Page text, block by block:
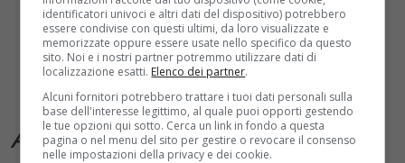
Alessia ha ballato una cha cha cha. È stato detto
che sta lavorando con un nutrizionista.
Sienna ha ballato un pezzo modern dimostrata da
Isobel. Per l’Abbagnato deve essere più precisa e
lavorare sul fisico.
Amici 24, i primi compiti assegnati
identificatori univoci e altri dati del dispositivo) potrebbero
essere condivise con questi ultimi, da loro visualizzate e
memorizzate oppure essere usate nello specifico da questo
sito. Noi e i nostri partner potremmo utilizzare dati di
localizzazione esatti. Elenco dei partner.
Alcuni fornitori potrebbero trattare i tuoi dati personali sulla
base dell'interesse legittimo, al quale puoi opporti gestendo
le tue opzioni qui sotto. Cerca un link in fondo a questa
pagina o nel menu del sito per gestire o revocare il consenso
nelle impostazioni della privacy e dei cookie.